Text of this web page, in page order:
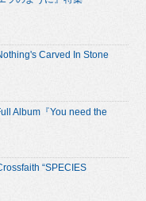
Carved In Stone
Album『You need the
“SPECIES